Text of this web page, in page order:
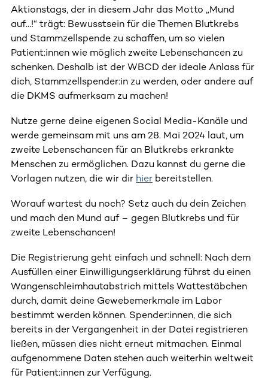
Aktionstags, der in diesem Jahr das Motto „Mund
auf…!“ trägt: Bewusstsein für die Themen Blutkrebs
und Stammzellspende zu schaffen, um so vielen
Patient:innen wie möglich zweite Lebenschancen zu
schenken. Deshalb ist der WBCD der ideale Anlass für
dich, Stammzellspender:in zu werden, oder andere auf
die DKMS aufmerksam zu machen!
Nutze gerne deine eigenen Social Media-Kanäle und
werde gemeinsam mit uns am 28. Mai 2024 laut, um
zweite Lebenschancen für an Blutkrebs erkrankte
Menschen zu ermöglichen. Dazu kannst du gerne die
Vorlagen nutzen, die wir dir hier bereitstellen.
Worauf wartest du noch? Setz auch du dein Zeichen
und mach den Mund auf – gegen Blutkrebs und für
zweite Lebenschancen!
Die Registrierung geht einfach und schnell: Nach dem
Ausfüllen einer Einwilligungserklärung führst du einen
Wangenschleimhautabstrich mittels Wattestäbchen
durch, damit deine Gewebemerkmale im Labor
bestimmt werden können. Spender:innen, die sich
bereits in der Vergangenheit in der Datei registrieren
ließen, müssen dies nicht erneut mitmachen. Einmal
aufgenommene Daten stehen auch weiterhin weltweit
für Patient:innen zur Verfügung.